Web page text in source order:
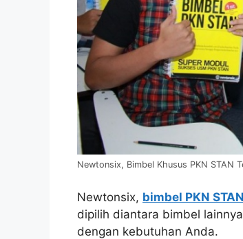
Newtonsix, Bimbel Khusus PKN STAN
Newtonsix, bimbel PKN STAN
dipilih diantara bimbel
dengan kebutuhan Anda.